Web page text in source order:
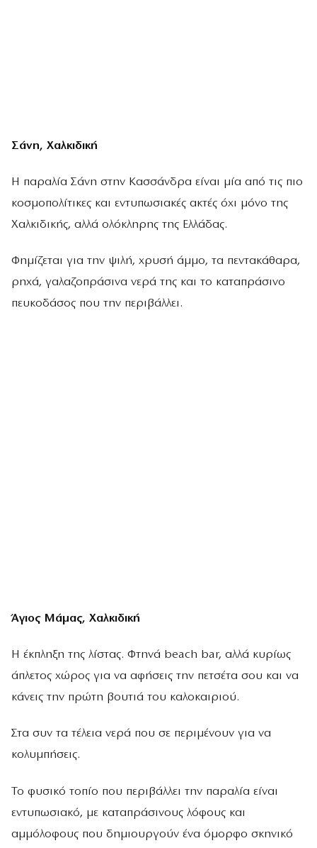
Σάνη, Χαλκιδική
Η παραλία Σάνη στην Κασσάνδρα είναι μία από τις πιο
κοσμοπολίτικες και εντυπωσιακές ακτές όχι μόνο της
Χαλκιδικής, αλλά ολόκληρης της Ελλάδας.
Φημίζεται για την ψιλή, χρυσή άμμο, τα πεντακάθαρα,
ρηχά, γαλαζοπράσινα νερά της και το καταπράσινο
πευκοδάσος που την περιβάλλει.
Άγιος Μάμας, Χαλκιδική
Η έκπληξη της λίστας. Φτηνά beach bar, αλλά κυρίως
άπλετος χώρος για να αφήσεις την πετσέτα σου και να
κάνεις την πρώτη βουτιά του καλοκαιριού.
Στα συν τα τέλεια νερά που σε περιμένουν για να
κολυμπήσεις.
Το φυσικό τοπίο που περιβάλλει την παραλία είναι
εντυπωσιακό, με καταπράσινους λόφους και
αμμόλοφους που δημιουργούν ένα όμορφο σκηνικό